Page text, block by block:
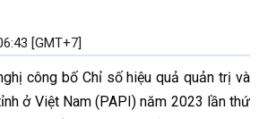
[GMT+7]
công bố Chỉ số hiệu quả quản trị và
ở Việt Nam (PAPI) năm 2023 lần thứ